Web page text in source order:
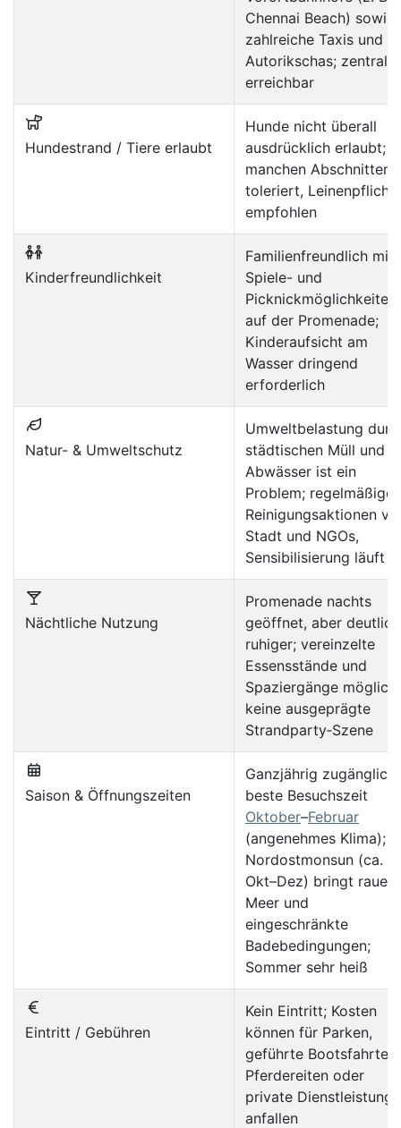
Chennai Beach) sowie
zahlreiche Taxis und
Autorikschas; zentral
erreichbar
Hundestrand / Tiere erlaubt
Hunde nicht überall
ausdrücklich erlaubt;
manchen Abschnitten
toleriert, Leinenpflicht
empfohlen
Kinderfreundlichkeit
Familienfreundlich mit
Spiele- und
Picknickmöglichkeiten
auf der Promenade;
Kinderaufsicht am
Wasser dringend
erforderlich
Natur- & Umweltschutz
Umweltbelastung
städtischen Müll und
Abwässer ist ein
Problem; regelmäßige
Reinigungsaktionen
Stadt und NGOs,
Sensibilisierung läuft
Nächtliche Nutzung
Promenade nachts
geöffnet, aber deutlich
ruhiger; vereinzelte
Essensstände und
Spaziergänge möglich,
keine ausgeprägte
Strandparty‑Szene
Saison & Öffnungszeiten
Ganzjährig zugänglich;
beste Besuchszeit
Oktober–Februar
(angenehmes Klima);
Nordostmonsun (ca.
Okt–Dez) bringt raues
Meer und
eingeschränkte
Badebedingungen;
Sommer sehr heiß
Eintritt / Gebühren
Kein Eintritt; Kosten
können für Parken,
geführte Bootsfahrten,
Pferdereiten oder
private
anfallen